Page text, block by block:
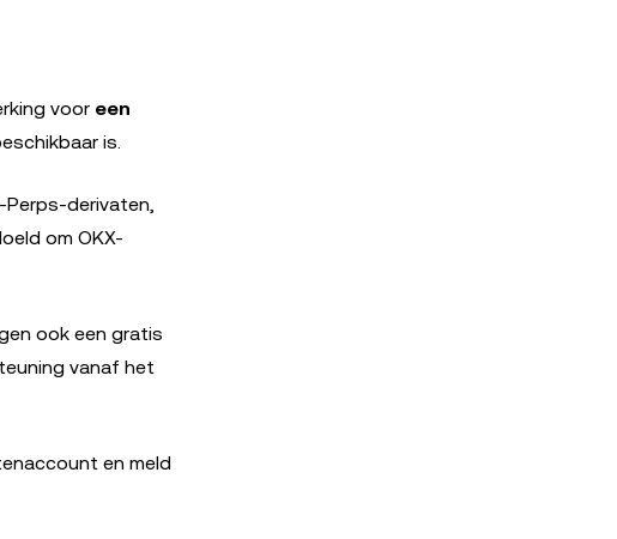
voor een
is.
derivaten,
om OKX-
ook een gratis
vanaf het
en meld